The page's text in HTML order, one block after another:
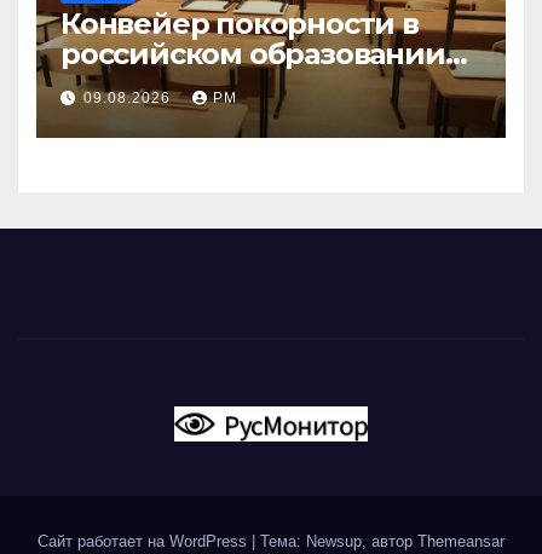
Конвейер покорности в
российском образовании
наталкивается на
сопротивление
09.08.2026 РМ
Сайт работает на WordPress Тема: Newsup, автор Themeansar